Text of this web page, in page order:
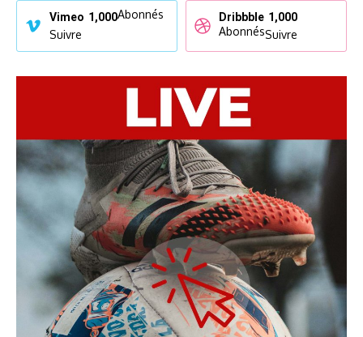
Vimeo 1,000Abonnés
Suivre
Dribbble 1,000
AbonnésSuivre